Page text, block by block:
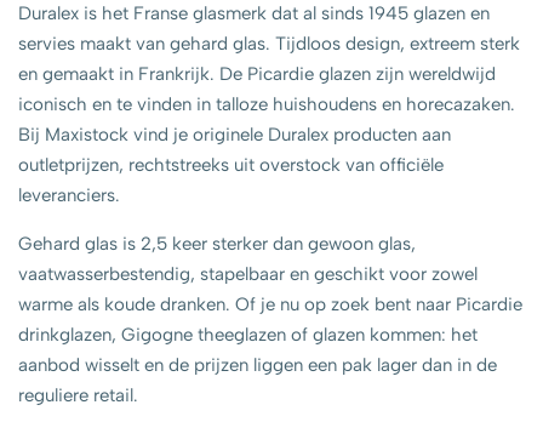
Duralex is het Franse glasmerk dat al sinds 1945 glazen en
servies maakt van gehard glas. Tijdloos design, extreem sterk
en gemaakt in Frankrijk. De Picardie glazen zijn wereldwijd
iconisch en te vinden in talloze huishoudens en horecazaken.
Bij Maxistock vind je originele Duralex producten aan
outletprijzen, rechtstreeks uit overstock van officiële
leveranciers.
Gehard glas is 2,5 keer sterker dan gewoon glas,
vaatwasserbestendig, stapelbaar en geschikt voor zowel
warme als koude dranken. Of je nu op zoek bent naar Picardie
drinkglazen, Gigogne theeglazen of glazen kommen: het
aanbod wisselt en de prijzen liggen een pak lager dan in de
reguliere retail.